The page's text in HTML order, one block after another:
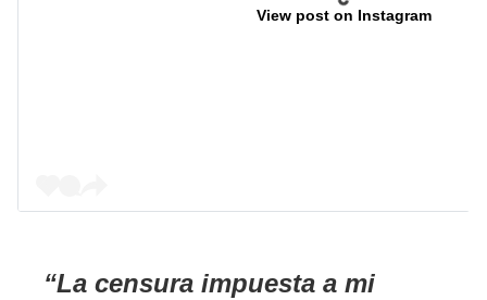
View post on Instagram
La censura impuesta a mi